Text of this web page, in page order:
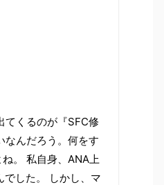
てくるのが『SFC修
んだろう。何をす
。 私自身、ANA上
した。 しかし、マ